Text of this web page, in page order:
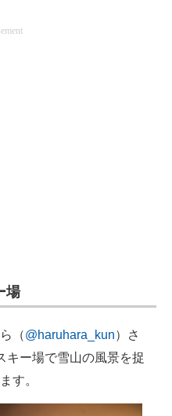
場
（@haruhara_kun）さ
キー場で雪山の風景を捉
す。